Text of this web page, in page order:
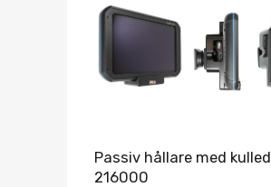
Passiv hållare med kulled
216000